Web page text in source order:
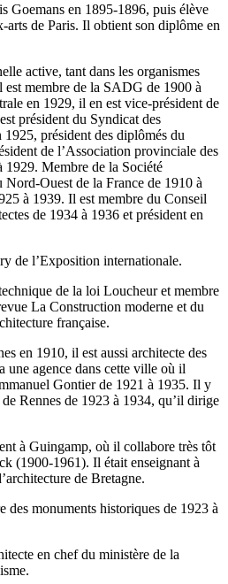
Goemans en 1895-1896, puis élève
arts de Paris. Il obtient son diplôme en
active, tant dans les organismes
membre de la SADG de 1900 à
en 1929, il en est vice-président de
président du Syndicat des
président des diplômés du
de l’Association provinciale des
1929. Membre de la Société
Ouest de la France de 1910 à
à 1939. Il est membre du Conseil
de 1934 à 1936 et président en
de l’Exposition internationale.
de la loi Loucheur et membre
La Construction moderne et du
française.
en 1910, il est aussi architecte des
agence dans cette ville où il
Gontier de 1921 à 1935. Il y
Rennes de 1923 à 1934, qu’il dirige
à Guingamp, où il collabore très tôt
(1900-1961). Il était enseignant à
de Bretagne.
des monuments historiques de 1923 à
en chef du ministère de la